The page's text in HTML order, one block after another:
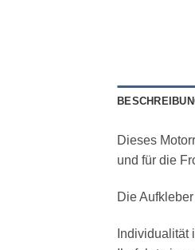
Dieses
und für die
Die
Individualität